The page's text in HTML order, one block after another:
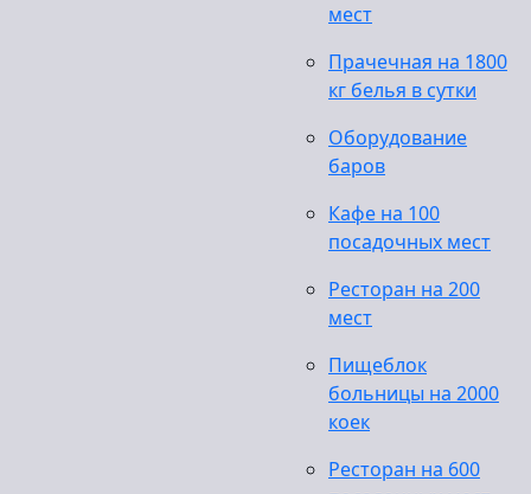
мест
Прачечная на 1800
кг белья в сутки
Оборудование
баров
Кафе на 100
посадочных мест
Ресторан на 200
мест
Пищеблок
больницы на 2000
коек
Ресторан на 600